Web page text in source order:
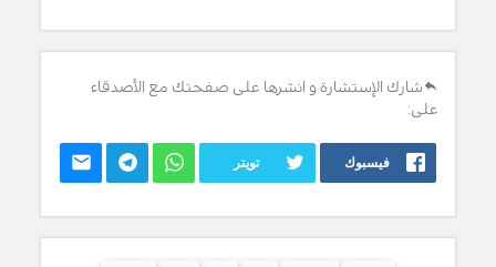
شارك الإستشارة و انشرها على صفحتك مع الأصدقاء
على:
فيسبوك تويتر